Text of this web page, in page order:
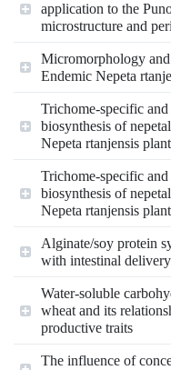
application to the
microstructure and
Micromorphology
Endemic Nepeta
Trichome-specific
biosynthesis of
Nepeta rtanjensis
Trichome-specific
biosynthesis of
Nepeta rtanjensis
Alginate/soy protein
with intestinal delivery
Water-soluble
wheat and its
productive traits
The influence of